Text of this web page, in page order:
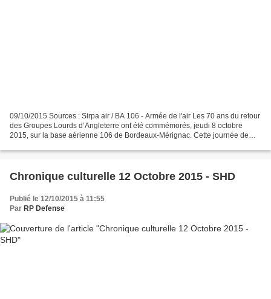
09/10/2015 Sources : Sirpa air / BA 106 - Armée de l'air Les 70 ans du retour
des Groupes Lourds d’Angleterre ont été commémorés, jeudi 8 octobre
2015, sur la base aérienne 106 de Bordeaux-Mérignac. Cette journée de
Chronique culturelle 12 Octobre 2015 - SHD
Publié le 12/10/2015 à 11:55
Par RP Defense